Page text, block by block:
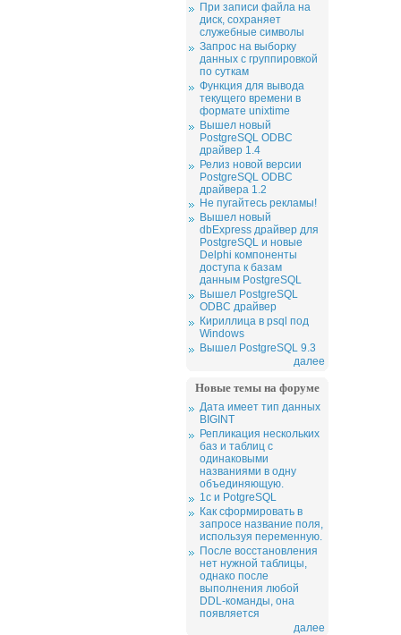
При записи файла на
диск, сохраняет
служебные символы
Запрос на выборку
данных с группировкой
по суткам
Функция для вывода
текущего времени в
формате unixtime
Вышел новый
PostgreSQL ODBC
драйвер 1.4
Релиз новой версии
PostgreSQL ODBC
драйвера 1.2
Не пугайтесь рекламы!
Вышел новый
dbExpress драйвер для
PostgreSQL и новые
Delphi компоненты
доступа к базам
данным PostgreSQL
Вышел PostgreSQL
ODBC драйвер
Кириллица в psql под
Windows
Вышел PostgreSQL 9.3
далее
Новые темы на форуме
Дата имеет тип данных
BIGINT
Репликация нескольких
баз и таблиц с
одинаковыми
названиями в одну
объединяющую.
1c и PotgreSQL
Как сформировать в
запросе название поля,
используя переменную.
После восстановления
нет нужной таблицы,
однако после
выполнения любой
DDL-команды, она
появляется
далее